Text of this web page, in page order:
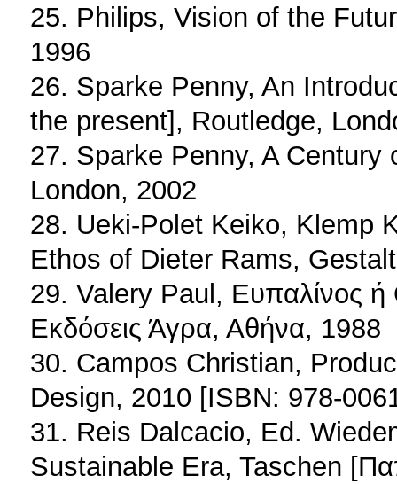
25. Philips, Vision of the
1996
26. Sparke Penny, An
the present], Routledge,
27. Sparke Penny, A
London, 2002
28. Ueki-Polet Keiko, Klemp
Ethos of Dieter Rams,
29. Valery Paul, Ευπαλίνος
Εκδόσεις Άγρα, Αθήνα, 1988
30. Campos Christian,
Design, 2010 [ISBN: 978-
31. Reis Dalcacio, Ed.
Sustainable Era, Taschen